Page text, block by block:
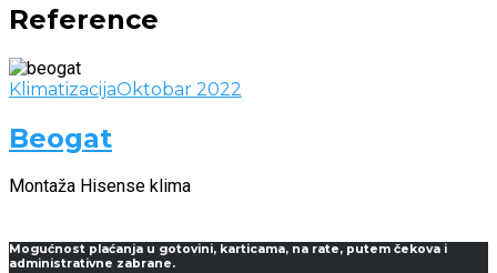
Reference
KlimatizacijaOktobar 2022
Beogat
Montaža Hisense klima
Mogućnost plaćanja u gotovini, karticama, na rate, putem čekova i
administrativne zabrane.